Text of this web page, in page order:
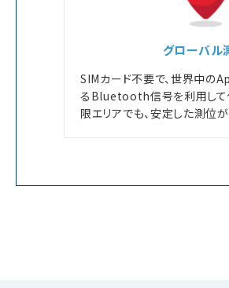
グローバル
SIMカード不要で、世界中の
るBluetooth信号を利用して
限エリアでも、安定した測位が